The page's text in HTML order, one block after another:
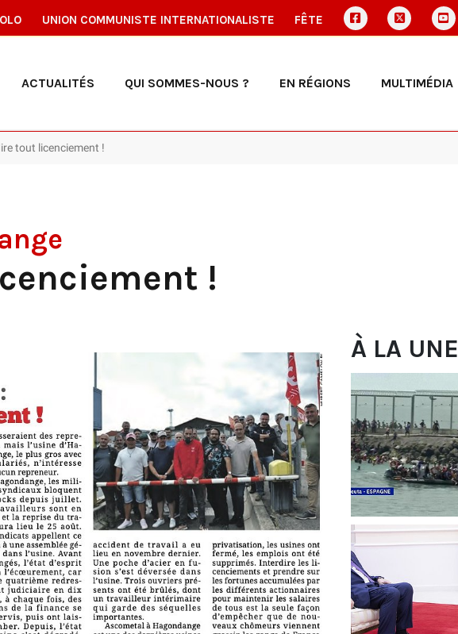
UNION COMMUNISTE INTERNATIONALISTE FÊTE
ACTUALITÉS QUI SOMMES-NOUS ? EN RÉGIONS MULTIMÉDIA
tout licenciement !
!
À LA UNE